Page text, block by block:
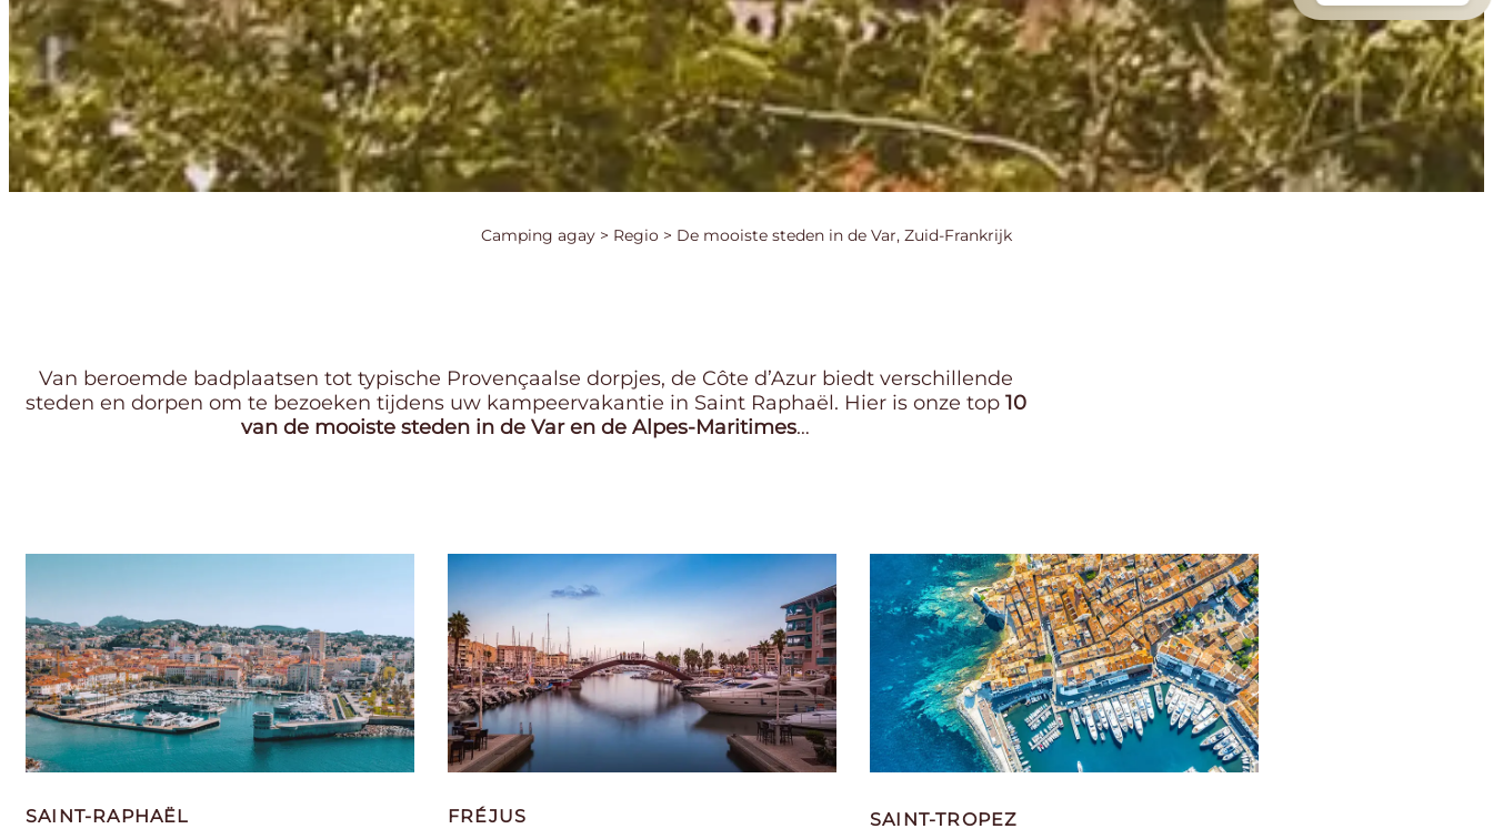
Camping agay > Regio > De mooiste steden in de Var, Zuid-Frankrijk
Van beroemde badplaatsen tot typische Provençaalse dorpjes, de Côte d’Azur biedt verschillende
steden en dorpen om te bezoeken tijdens uw kampeervakantie in Saint Raphaël. Hier is onze top 10
van de mooiste steden in de Var en de Alpes-Maritimes…
SAINT-RAPHAËL FRÉJUS SAINT-TROPEZ